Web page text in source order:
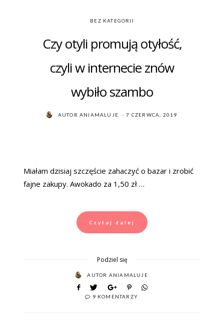
BEZ KATEGORII
Czy otyli promują otyłość,
czyli w internecie znów
wybiło szambo
AUTOR ANIAMALUJE
POSTED
7 CZERWCA, 2019
Miałam dzisiaj szczęście zahaczyć o bazar i zrobić
fajne zakupy. Awokado za 1,50 zł …
Czytaj dalej
Podziel się
AUTOR ANIAMALUJE
9 KOMENTARZY